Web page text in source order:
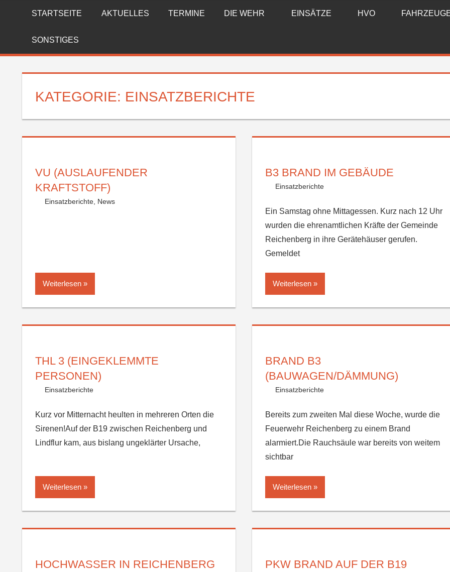
FREIWILLIGE
FEUERWEHR
REICHENBERG
STARTSEITE AKTUELLES TERMINE DIE WEHR EINSÄTZE HVO
SONSTIGES
KATEGORIE: EINSATZBERICHTE
VU (AUSLAUFENDER
KRAFTSTOFF)
Einsatzberichte News
Weiterlesen
B3 BRAND IM GEBÄUDE
Einsatzberichte
Ein Samstag ohne Mittagessen. Kurz nach 12 Uhr
wurden die ehrenamtlichen Kräfte der Gemeinde
Reichenberg in ihre Gerätehäuser gerufen.
Gemeldet
Weiterlesen
THL 3 (EINGEKLEMMTE
PERSONEN)
Einsatzberichte
Kurz vor Mitternacht heulten in mehreren Orten die
Sirenen!Auf der B19 zwischen Reichenberg und
Lindflur kam, aus bislang ungeklärter Ursache,
Weiterlesen
BRAND B3
(BAUWAGEN/DÄMMUNG)
Einsatzberichte
Bereits zum zweiten Mal diese Woche, wurde die
Feuerwehr Reichenberg zu einem Brand
alarmiert.Die Rauchsäule war bereits von weitem
sichtbar
Weiterlesen
HOCHWASSER IN REICHENBERG
PKW BRAND AUF DER B19